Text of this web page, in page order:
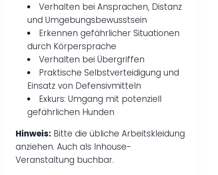
Verhalten bei Ansprachen, Distanz
und Umgebungsbewusstsein
Erkennen gefährlicher Situationen
durch Körpersprache
Verhalten bei Übergriffen
Praktische Selbstverteidigung und
Einsatz von Defensivmitteln
Exkurs: Umgang mit potenziell
gefährlichen Hunden
Hinweis: Bitte die übliche Arbeitskleidung
anziehen. Auch als Inhouse-
Veranstaltung buchbar.